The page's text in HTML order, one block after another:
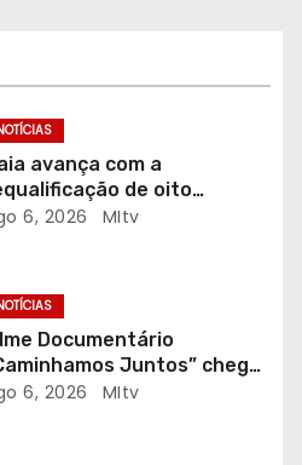
avança com a
de oito
prioritárias
6, 2026 MItv
Documentário
Juntos” chega
Auditório do C.E.R. Vagos
6, 2026 MItv